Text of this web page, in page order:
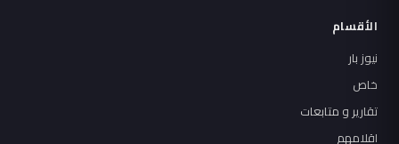
الأقسام
نيوز بار
خاص
تقارير و متابعات
اقلامهم